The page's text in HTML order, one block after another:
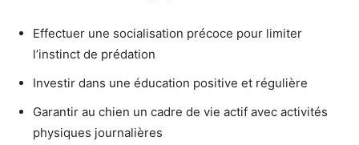
Effectuer une socialisation précoce pour limiter
l’instinct de prédation
Investir dans une éducation positive et régulière
Garantir au chien un cadre de vie actif avec activités
physiques journalières